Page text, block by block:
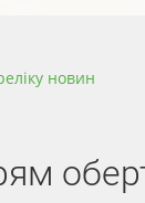
новин